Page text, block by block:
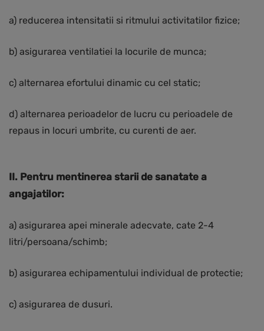
a) reducerea intensitatii si ritmului activitatilor fizice;
b) asigurarea ventilatiei la locurile de munca;
c) alternarea efortului dinamic cu cel static;
d) alternarea perioadelor de lucru cu perioadele de
repaus in locuri umbrite, cu curenti de aer.
II. Pentru mentinerea starii de sanatate a
angajatilor:
a) asigurarea apei minerale adecvate, cate 2-4
litri/persoana/schimb;
b) asigurarea echipamentului individual de protectie;
c) asigurarea de dusuri.